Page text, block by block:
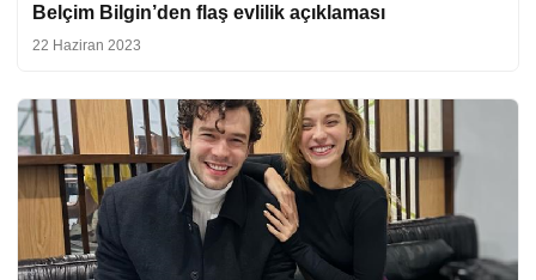
Belçim Bilgin’den flaş evlilik açıklaması
22 Haziran 2023